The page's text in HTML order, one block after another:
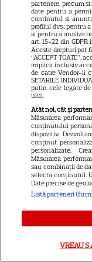
partenere, precum
date pentru a
continutul si
profilul dvs., pentru
si pentru a analiza
art. 15-22 din
Aceste drepturi pot
“ACCEPT TOATE”,
implica inclusiv
de catre Vendor-ii
SETARILE
putin cele legate
ului.
Atât noi, cât și
Măsurarea
conținutului
dispozitiv.
conținut
personalizate.
Măsurarea
sau combinații de
selecta conținutul.
Date precise de
Listă parteneri
VREAU